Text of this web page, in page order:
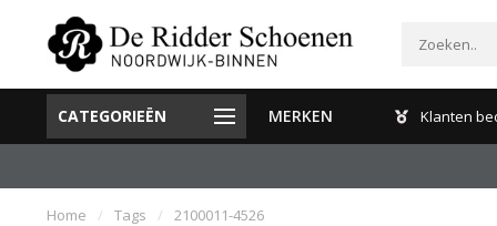
CATEGORIEËN MERKEN
Gratis verzenden en retour binnen Nederland Klanten
Home / Tags / 2100011-4526